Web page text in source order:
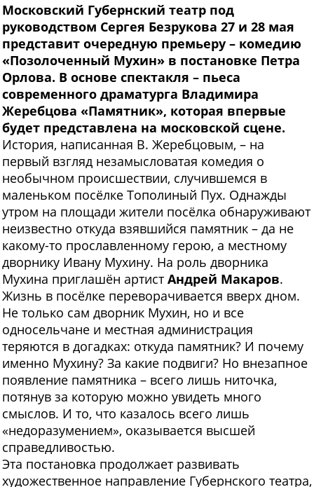
Московский Губернский театр под
руководством Сергея Безрукова 27 и 28 мая
представит очередную премьеру – комедию
«Позолоченный Мухин» в постановке Петра
Орлова. В основе спектакля – пьеса
современного драматурга Владимира
Жеребцова «Памятник», которая впервые
будет представлена на московской сцене.
История, написанная В. Жеребцовым, – на
первый взгляд незамысловатая комедия о
необычном происшествии, случившемся в
маленьком посёлке Тополиный Пух. Однажды
утром на площади жители посёлка обнаруживают
неизвестно откуда взявшийся памятник – да не
какому-то прославленному герою, а местному
дворнику Ивану Мухину. На роль дворника
Мухина приглашён артист Андрей Макаров.
Жизнь в посёлке переворачивается вверх дном.
Не только сам дворник Мухин, но и все
односельчане и местная администрация
теряются в догадках: откуда памятник? И почему
именно Мухину? За какие подвиги? Но внезапное
появление памятника – всего лишь ниточка,
потянув за которую можно увидеть много
смыслов. И то, что казалось всего лишь
«недоразумением», оказывается высшей
справедливостью.
Эта постановка продолжает развивать
художественное направление Губернского театра,